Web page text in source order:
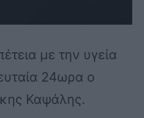
με την υγεία
24ωρα ο
Καψάλης.